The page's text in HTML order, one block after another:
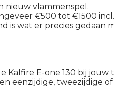
nieuw vlammenspel.
€500 tot €1500
is wat er precies gedaan
Kalfire E-one 130 bij jouw
eenzijdige, tweezijdige